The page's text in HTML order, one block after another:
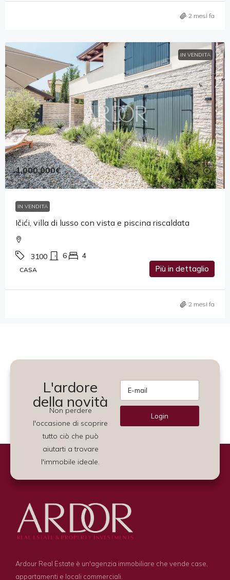
2 mesi fa
IN VENDITA
1,000,000€
IN VENDITA
Ičići, villa di lusso con vista e piscina riscaldata
3100 6 4
CASA Più in dettaglio
2 mesi fa
L'ardore
della novità
Non perdere
l'occasione di scoprire
tutto ciò che può
aiutarti a trovare
l'immobile ideale.
Login
Ardour Real Estate è un'agenzia immobiliare che vende case,
appartamenti e locali commerciali.